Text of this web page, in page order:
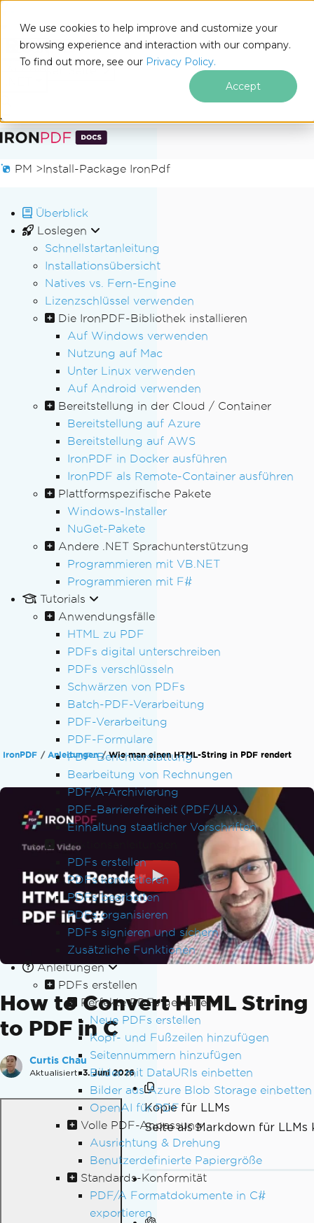
We use cookies to help improve and customize your
browsing experience and interaction with our company.
To find out more, see our Privacy Policy.
Accept
Zum Fußzeileninhalt springen
Docs
PM >Install-Package IronPdf
Überblick
Loslegen
Schnellstartanleitung
Installationsübersicht
Natives vs. Fern-Engine
Lizenzschlüssel verwenden
Die IronPDF-Bibliothek installieren
Auf Windows verwenden
Nutzung auf Mac
Unter Linux verwenden
Auf Android verwenden
Bereitstellung in der Cloud / Container
Bereitstellung auf Azure
Bereitstellung auf AWS
IronPDF in Docker ausführen
IronPDF als Remote-Container ausführen
Plattformspezifische Pakete
Windows-Installer
NuGet-Pakete
Andere .NET Sprachunterstützung
Programmieren mit VB.NET
Programmieren mit F#
Tutorials
Anwendungsfälle
HTML zu PDF
PDFs digital unterschreiben
PDFs verschlüsseln
Schwärzen von PDFs
Batch-PDF-Verarbeitung
PDF-Verarbeitung
PDF-Formulare
PDF-Berichterstattung
Bearbeitung von Rechnungen
PDF/A-Archivierung
PDF-Barrierefreiheit (PDF/UA)
Einhaltung staatlicher Vorschriften
Funktionsanleitungen
PDFs erstellen
PDFs konvertieren
PDFs bearbeiten
PDFs organisieren
PDFs signieren und sichern
Zusätzliche Funktionen
Anleitungen
PDFs erstellen
Perfekte PDFs gestalten
Neue PDFs erstellen
Kopf- und Fußzeilen hinzufügen
Seitennummern hinzufügen
Bilder mit DataURIs einbetten
Bilder aus Azure Blob Storage einbetten
OpenAI für PDF
Volle PDF-Anpassung
Ausrichtung & Drehung
Benutzerdefinierte Papiergröße
Standards-Konformität
PDF/A Formatdokumente in C#
exportieren
IronPDF Anleitungen Wie man einen HTML-String in PDF rendert
How to Convert HTML String
to PDF in C
Curtis Chau
Aktualisiert: 3. Juni 2026
Kopie für LLMs
Seite als Markdown für LLMs